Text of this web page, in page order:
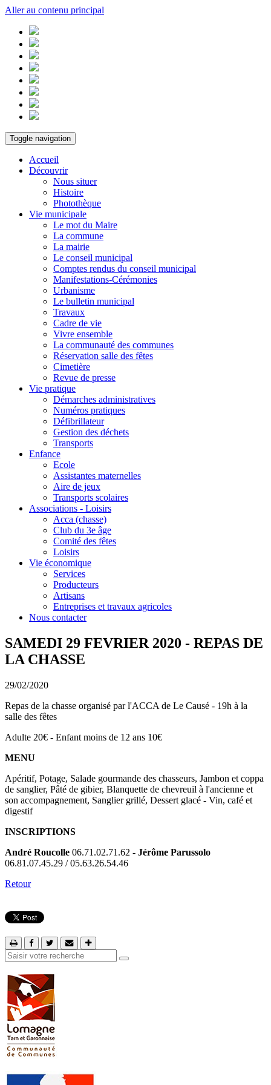
Aller au contenu principal
Toggle navigation
Accueil
Découvrir
Nous situer
Histoire
Photothèque
Vie municipale
Le mot du Maire
La commune
La mairie
Le conseil municipal
Comptes rendus du conseil municipal
Manifestations-Cérémonies
Urbanisme
Le bulletin municipal
Travaux
Cadre de vie
Vivre ensemble
La communauté des communes
Réservation salle des fêtes
Cimetière
Revue de presse
Vie pratique
Démarches administratives
Numéros pratiques
Défibrillateur
Gestion des déchets
Transports
Enfance
Ecole
Assistantes maternelles
Aire de jeux
Transports scolaires
Associations - Loisirs
Acca (chasse)
Club du 3e âge
Comité des fêtes
Loisirs
Vie économique
Services
Producteurs
Artisans
Entreprises et travaux agricoles
Nous contacter
SAMEDI 29 FEVRIER 2020 - REPAS DE
LA CHASSE
29/02/2020
Repas de la chasse organisé par l'ACCA de Le Causé - 19h à la
salle des fêtes
Adulte 20€ - Enfant moins de 12 ans 10€
MENU
Apéritif, Potage, Salade gourmande des chasseurs, Jambon et coppa
de sanglier, Pâté de gibier, Blanquette de chevreuil à l'ancienne et
son accompagnement, Sanglier grillé, Dessert glacé - Vin, café et
digestif
INSCRIPTIONS
André Roucolle 06.71.02.71.62 - Jérôme Parussolo
06.81.07.45.29 / 05.63.26.54.46
Retour